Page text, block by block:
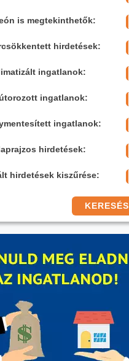
is megtekinthetők:
hirdetések:
ingatlanok:
ingatlanok:
ingatlanok:
hirdetések:
hirdetések kiszűrése:
KERESÉS